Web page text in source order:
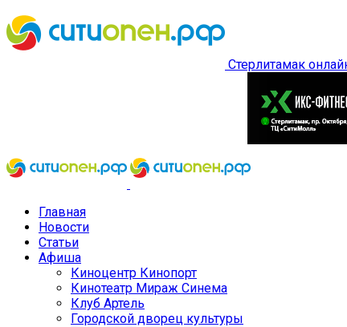
Стерлитамак
Главная
Новости
Статьи
Афиша
Киноцентр Кинопорт
Кинотеатр Мираж Синема
Клуб Артель
Городской дворец культуры